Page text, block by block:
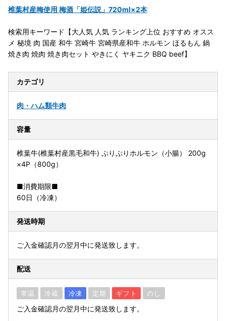
椎葉村産梅使用 梅酒「姫伝説」720ml×2本
検索用キーワード【大人気 人気 ランキング上位 おすすめ オスス
メ 秘境 肉 国産 和牛 宮崎牛 宮崎県産和牛 ホルモン ほるもん 鍋
焼き肉 焼肉 焼き肉セット やきにく ヤキニク BBQ beef】
カテゴリ
肉・ハム類牛肉
容量
椎葉牛(椎葉村産黒毛和牛) ぷりぷりホルモン（小腸） 200g
×4P（800g）
■消費期限■
60日（冷凍）
発送時期
ご入金確認月の翌月中に発送致します。
配送
常温 冷蔵 冷凍 定期 ギフト のし
ご入金確認月の翌月中に発送致します。